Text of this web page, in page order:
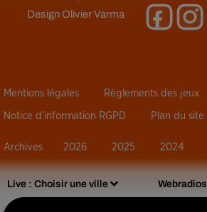
Live : Choisir une ville Webradios
DesignOlivier Varma
Mentions légales Règlements des jeux
Notice d’information RGPD Plan du site
Archives 2026 2025 2024